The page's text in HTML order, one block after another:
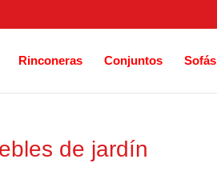
Rinconeras Conjuntos
de jardín